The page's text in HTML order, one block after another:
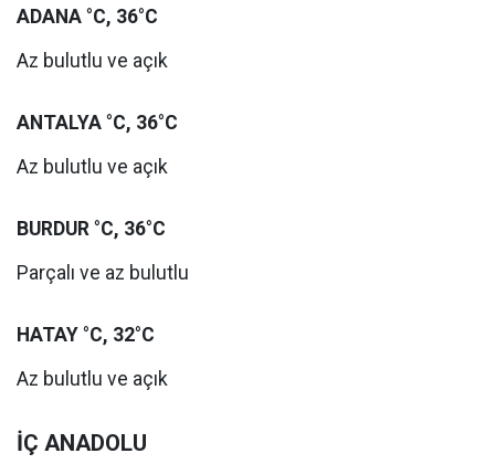
ADANA °C, 36°C
Az bulutlu ve açık
ANTALYA °C, 36°C
Az bulutlu ve açık
BURDUR °C, 36°C
Parçalı ve az bulutlu
HATAY °C, 32°C
Az bulutlu ve açık
İÇ ANADOLU